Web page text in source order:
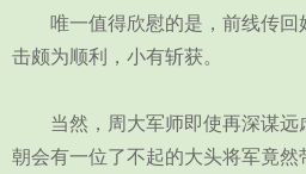
唯一值得欣慰的是，前线传回
击颇为顺利，小有斩获。
当然，周大军师即使再深谋远
朝会有一位了不起的大头将军竟